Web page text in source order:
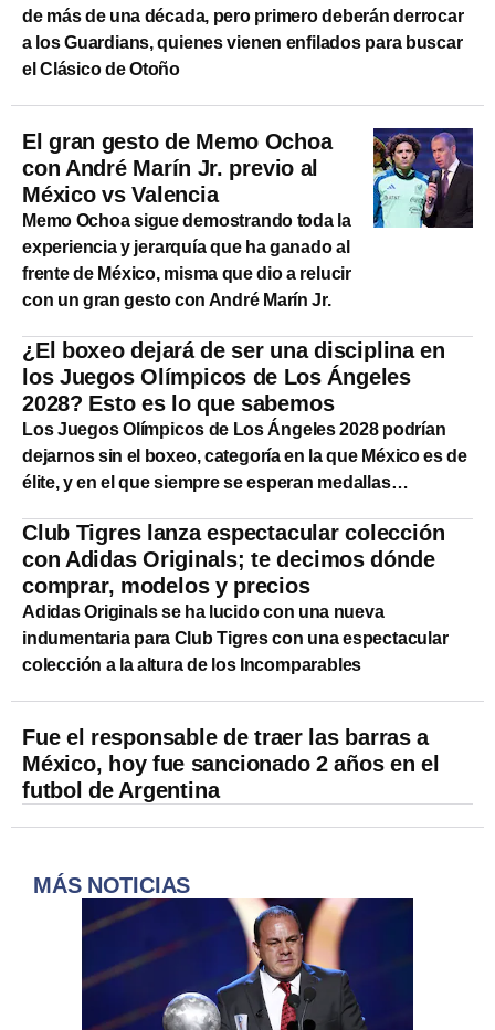
de más de una década, pero primero deberán derrocar
a los Guardians, quienes vienen enfilados para buscar
el Clásico de Otoño
El gran gesto de Memo Ochoa
con André Marín Jr. previo al
México vs Valencia
Memo Ochoa sigue demostrando toda la
experiencia y jerarquía que ha ganado al
frente de México, misma que dio a relucir
con un gran gesto con André Marín Jr.
¿El boxeo dejará de ser una disciplina en
los Juegos Olímpicos de Los Ángeles
2028? Esto es lo que sabemos
Los Juegos Olímpicos de Los Ángeles 2028 podrían
dejarnos sin el boxeo, categoría en la que México es de
élite, y en el que siempre se esperan medallas…
Club Tigres lanza espectacular colección
con Adidas Originals; te decimos dónde
comprar, modelos y precios
Adidas Originals se ha lucido con una nueva
indumentaria para Club Tigres con una espectacular
colección a la altura de los Incomparables
Fue el responsable de traer las barras a
México, hoy fue sancionado 2 años en el
futbol de Argentina
MÁS NOTICIAS